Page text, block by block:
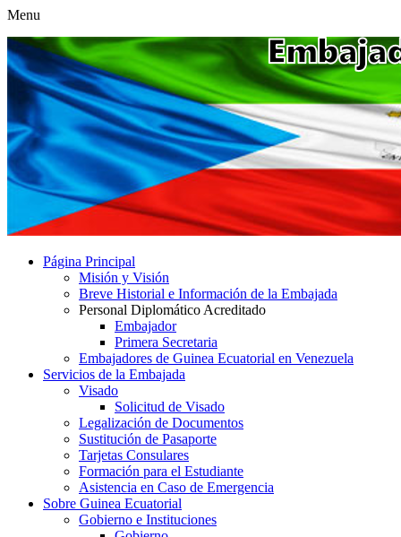
Menu
Página Principal
Misión y Visión
Breve Historial e Información de la Embajada
Personal Diplomático Acreditado
Embajador
Primera Secretaria
Embajadores de Guinea Ecuatorial en Venezuela
Servicios de la Embajada
Visado
Solicitud de Visado
Legalización de Documentos
Sustitución de Pasaporte
Tarjetas Consulares
Formación para el Estudiante
Asistencia en Caso de Emergencia
Sobre Guinea Ecuatorial
Gobierno e Instituciones